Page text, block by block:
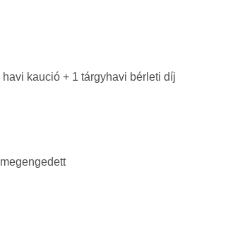
kaució + 1 tárgyhavi bérleti díj